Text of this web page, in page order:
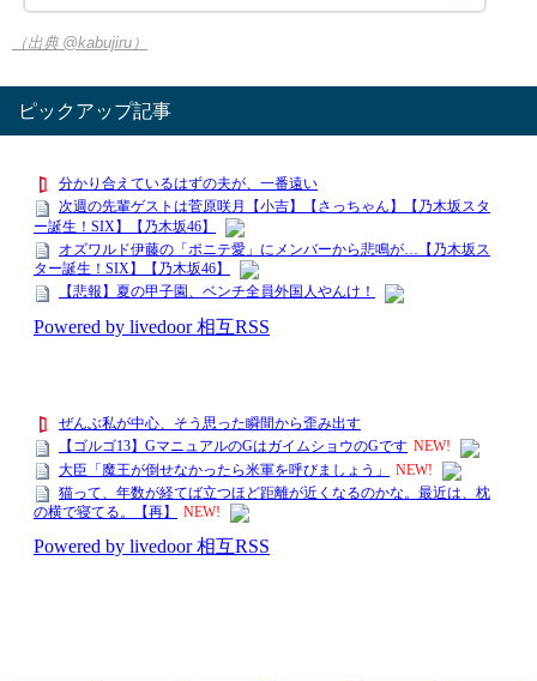
（出典 @kabujiru）
ピックアップ記事